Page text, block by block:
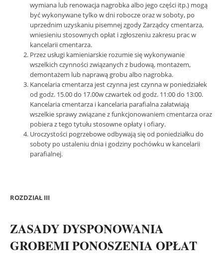
wymiana lub renowacja nagrobka albo jego części itp.) mogą
być wykonywane tylko w dni robocze oraz w soboty, po
uprzednim uzyskaniu pisemnej zgody Zarządcy cmentarza,
wniesieniu stosownych opłat i zgłoszeniu zakresu prac w
kancelarii cmentarza.
Przez usługi kamieniarskie rozumie się wykonywanie
wszelkich czynności związanych z budową, montażem,
demontażem lub naprawą grobu albo nagrobka.
Kancelaria cmentarza jest czynna jest czynna w poniedziałek
od godz. 15.00 do 17.00w czwartek od godz. 11:00 do 13:00.
Kancelaria cmentarza i kancelaria parafialna załatwiają
wszelkie sprawy związane z funkcjonowaniem cmentarza oraz
pobiera z tego tytułu stosowne opłaty i ofiary.
Uroczystości pogrzebowe odbywają się od poniedziałku do
soboty po ustaleniu dnia i godziny pochówku w kancelarii
parafialnej.
ROZDZIAŁ III
ZASADY DYSPONOWANIA
GROBEMI PONOSZENIA OPŁAT